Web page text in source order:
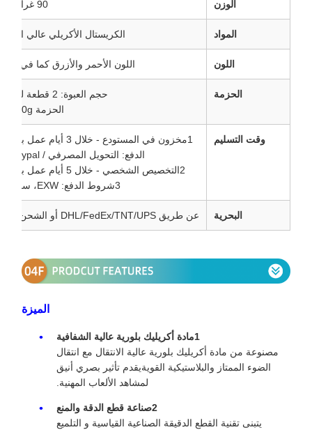
الوزن 90 غرام/قطعة
المواد الكريستال الأكريلي عالي
اللون اللون الأحمر والأزرق كما في
الحزمة
حجم العبوة: 2 قطعة لكل زوج
الحزمة N.W:180g
وقت التسليم
1مخزون في المستودع - خلال 3 أيام عمل بعد الدفع
الدفع: التحويل المصرفي / TT / Paypal
2التخصيص الشخصي - خلال 5 أيام عمل بعد الدفع
3شروط الدفع: EXW، سعر FOB
البحرية عن طريق DHL/FedEx/TNT/UPS أو الشحن البحري
الميزة
1مادة أكريليك بلورية عالية الشفافية
مصنوعة من مادة أكريليك بلورية عالية الانتقال مع انتقال
الضوء الممتاز والبلاستيكية القويةيقدم تأثير بصري أنيق
لمشاهد الألعاب المهنية.
2صناعة قطع الدقة والمنع
يتبنى تقنية القطع الدقيقة الصناعية القياسية و التلميع